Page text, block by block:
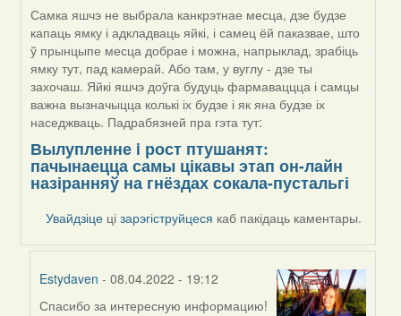
Самка яшчэ не выбрала канкрэтнае месца, дзе будзе
капаць ямку і адкладваць яйкі, і самец ёй паказвае, што
ў прынцыпе месца добрае і можна, напрыклад, зрабіць
ямку тут, пад камерай. Або там, у вуглу - дзе ты
захочаш. Яйкі яшчэ доўга будуць фармаваццца і самцы
важна вызначыцца колькі іх будзе і як яна будзе іх
наседжваць. Падрабязней пра гэта тут:
Вылупленне i рост птушанят:
пачынаецца самы цікавы этап он-лайн
назіранняў на гнёздах сокала-пустальгі
Увайдзіце цізарэгіструйцеся каб пакідаць каментары.
Estydaven - 08.04.2022 - 19:12
Спасибо за интересную информацию!